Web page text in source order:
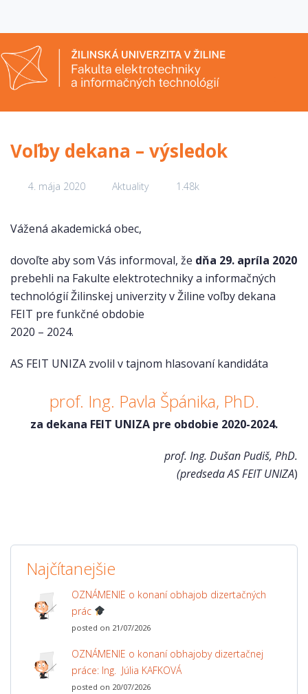
Voľby dekana – výsledok
4. mája 2020 Aktuality 1.48k
Vážená akademická obec,
dovoľte aby som Vás informoval, že dňa 29. apríla 2020
prebehli na Fakulte elektrotechniky a informačných
technológií Žilinskej univerzity v Žiline voľby dekana
FEIT pre funkčné obdobie
2020 – 2024.
AS FEIT UNIZA zvolil v tajnom hlasovaní kandidáta
prof. Ing. Pavla Špánika, PhD.
za dekana FEIT UNIZA pre obdobie 2020-2024.
prof. Ing. Dušan Pudiš, PhD.
(predseda AS FEIT UNIZA)
Najčítanejšie
OZNÁMENIE o konaní obhajob dizertačných
prác
posted on 21/07/2026
OZNÁMENIE o konaní obhajoby dizertačnej
práce: Ing. Júlia KAFKOVÁ
posted on 20/07/2026